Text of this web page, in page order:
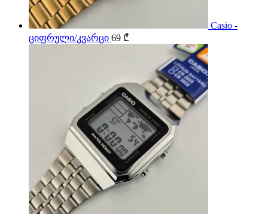
Casio -
ციფრული/კვარცი 69 ₾